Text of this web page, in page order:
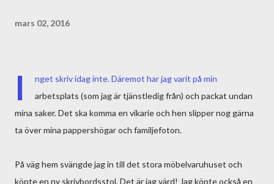
mars 02, 2016
I
nget skriv idag inte. Däremot har jag varit på min
arbetsplats (som jag är tjänstledig från) och packat undan
mina saker. Det ska komma en vikarie och hen slipper nog gärna
ta över mina pappershögar och familjefoton.
På väg hem svängde jag in till det stora möbelvaruhuset och
köpte en ny skrivbordsstol. Det är jag värd! Jag köpte också en